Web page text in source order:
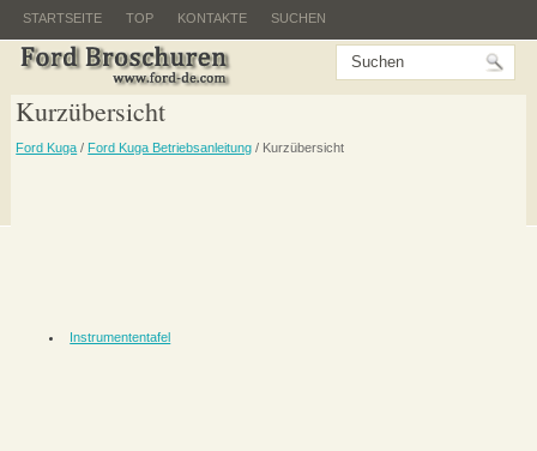
STARTSEITE TOP KONTAKTE SUCHEN
Kurzübersicht
Ford Kuga / Ford Kuga Betriebsanleitung / Kurzübersicht
Instrumententafel